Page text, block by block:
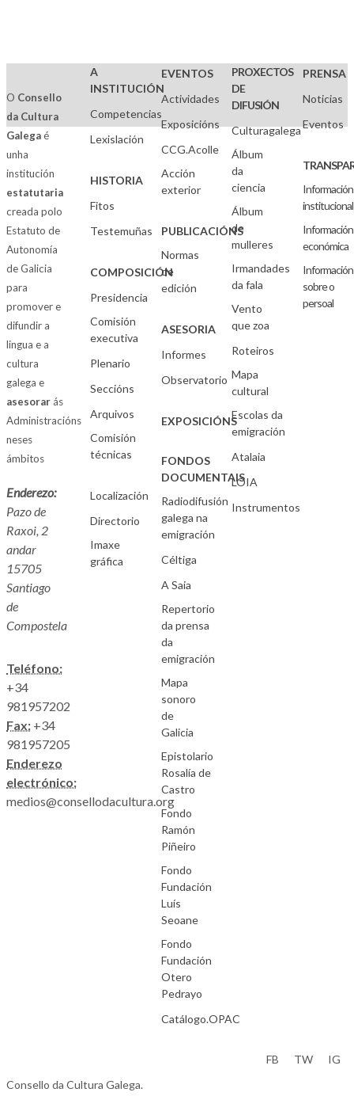
O Consello
da Cultura
Galegaé
unha
institución
estatutaria
creada polo
Estatuto de
Autonomía
de Galicia
para
promover e
difundir a
lingua e a
cultura
galega e
asesorarás
Administracións
neses
ámbitos
Enderezo:
Pazo de
Raxoi, 2
andar
15705
Santiago
de
Compostela
Teléfono:
+34
981957202
Fax: +34
981957205
Enderezo
electrónico:
medios@consellodacultura.org
A
INSTITUCIÓN
Competencias
Lexislación
HISTORIA
Fitos
Testemuñas
COMPOSICIÓN
Presidencia
Comisión
executiva
Plenario
Seccións
Arquivos
Comisión
técnicas
Localización
Directorio
Imaxe
gráfica
EVENTOS
Actividades
Exposicións
CCG.Acolle
Acción
exterior
PUBLICACIÓNS
Normas
de
edición
ASESORIA
Informes
Observatorio
EXPOSICIÓNS
FONDOS
DOCUMENTAIS
Radiodifusión
galega na
emigración
Céltiga
A Saia
Repertorio
da prensa
da
emigración
Mapa
sonoro
de
Galicia
Epistolario
Rosalía de
Castro
Fondo
Ramón
Piñeiro
Fondo
Fundación
Luís
Seoane
Fondo
Fundación
Otero
Pedrayo
Catálogo.OPAC
PROXECTOS
DE
DIFUSIÓN
Culturagalega
Álbum
da
ciencia
Álbum
de
mulleres
Irmandades
da fala
Vento
que zoa
Roteiros
Mapa
cultural
Escolas da
emigración
Atalaia
LOIA
Instrumentos
PRENSA
Noticias
Eventos
Información
institucional
Información
económica
Información
sobre o
persoal
Consello da Cultura Galega.
FB TW IG